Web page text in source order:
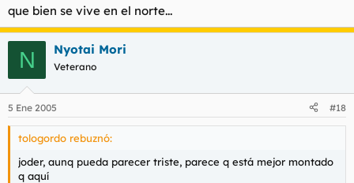
que bien se vive en el norte...
N Nyotai Mori
Veterano
5 Ene 2005 #18
tologordo rebuznó:
joder, aunq pueda parecer triste, parece q está mejor montado
q aquí